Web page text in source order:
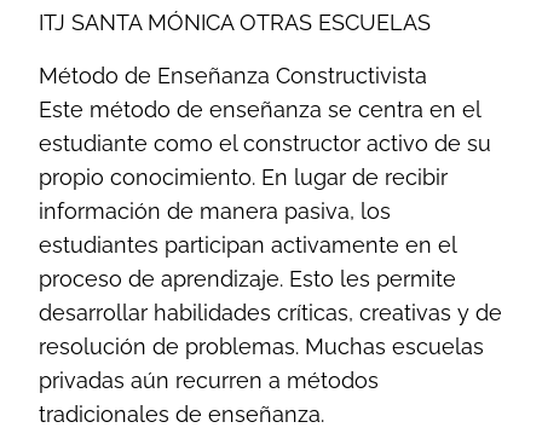
ITJ SANTA MÓNICA OTRAS ESCUELAS
Método de Enseñanza Constructivista
Este método de enseñanza se centra en el
estudiante como el constructor activo de su
propio conocimiento. En lugar de recibir
información de manera pasiva, los
estudiantes participan activamente en el
proceso de aprendizaje. Esto les permite
desarrollar habilidades críticas, creativas y de
resolución de problemas. Muchas escuelas
privadas aún recurren a métodos
tradicionales de enseñanza.